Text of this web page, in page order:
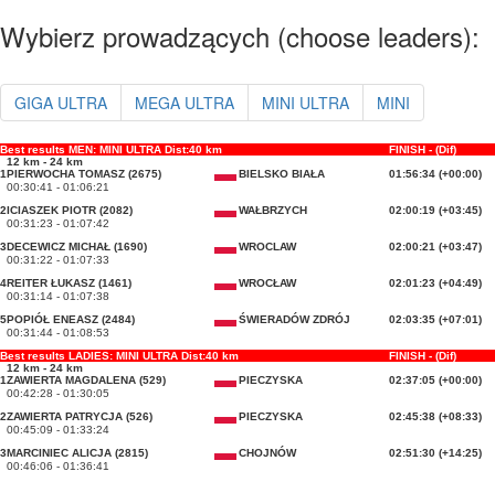
Wybierz prowadzących (choose leaders):
GIGA ULTRA MEGA ULTRA MINI ULTRA MINI
Best results MEN: MINI ULTRA Dist:40 km
FINISH - (Dif)
12 km - 24 km
1PIERWOCHA TOMASZ (2675) BIELSKO BIAŁA
01:56:34 (+00:00)
00:30:41 - 01:06:21
2ICIASZEK PIOTR (2082) WAŁBRZYCH
02:00:19 (+03:45)
00:31:23 - 01:07:42
3DECEWICZ MICHAŁ (1690) WROCLAW
02:00:21 (+03:47)
00:31:22 - 01:07:33
4REITER ŁUKASZ (1461) WROCŁAW
02:01:23 (+04:49)
00:31:14 - 01:07:38
5POPIÓŁ ENEASZ (2484) ŚWIERADÓW ZDRÓJ
02:03:35 (+07:01)
00:31:44 - 01:08:53
Best results LADIES: MINI ULTRA Dist:40 km
FINISH - (Dif)
12 km - 24 km
1ZAWIERTA MAGDALENA (529) PIECZYSKA
02:37:05 (+00:00)
00:42:28 - 01:30:05
2ZAWIERTA PATRYCJA (526) PIECZYSKA
02:45:38 (+08:33)
00:45:09 - 01:33:24
3MARCINIEC ALICJA (2815) CHOJNÓW
02:51:30 (+14:25)
00:46:06 - 01:36:41